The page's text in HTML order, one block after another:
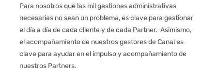
Para nosotros que las mil gestiones administrativas
necesarias no sean un problema, es clave para gestionar
el día a día de cada cliente y de cada Partner. Asimismo,
el acompañamiento de nuestros gestores de Canal es
clave para ayudar en el impulso y acompañamiento de
nuestros Partners.